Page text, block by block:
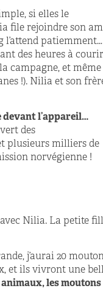
si elles le
file rejoindre son
l’attend patiemment…
des heures à
campagne, et même
!). Nilia et son
devant l’appareil…
des
plusieurs milliers de
norvégienne !
Nilia. La petite
j’aurai 20
et ils vivront une
les